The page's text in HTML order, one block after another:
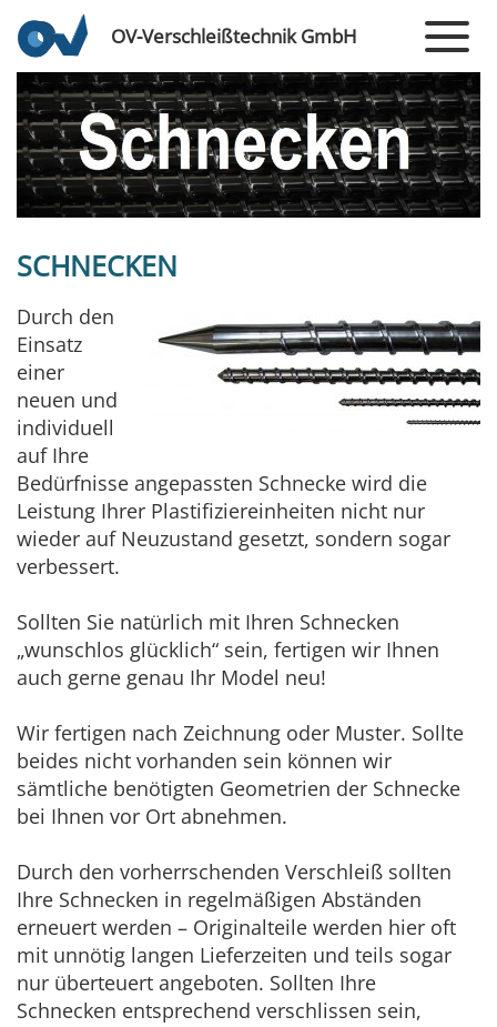
OV-Verschleißtechnik GmbH
SCHNECKEN
Durch den
Einsatz
einer
neuen und
individuell
auf Ihre
Bedürfnisse angepassten Schnecke wird die
Leistung Ihrer Plastifiziereinheiten nicht nur
wieder auf Neuzustand gesetzt, sondern sogar
verbessert.
Sollten Sie natürlich mit Ihren Schnecken
„wunschlos glücklich“ sein, fertigen wir Ihnen
auch gerne genau Ihr Model neu!
Wir fertigen nach Zeichnung oder Muster. Sollte
beides nicht vorhanden sein können wir
sämtliche benötigten Geometrien der Schnecke
bei Ihnen vor Ort abnehmen.
Durch den vorherrschenden Verschleiß sollten
Ihre Schnecken in regelmäßigen Abständen
erneuert werden – Originalteile werden hier oft
mit unnötig langen Lieferzeiten und teils sogar
nur überteuert angeboten. Sollten Ihre
Schnecken entsprechend verschlissen sein,